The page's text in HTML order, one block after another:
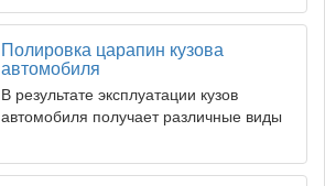
Полировка царапин кузова
автомобиля
В результате эксплуатации кузов
автомобиля получает различные виды